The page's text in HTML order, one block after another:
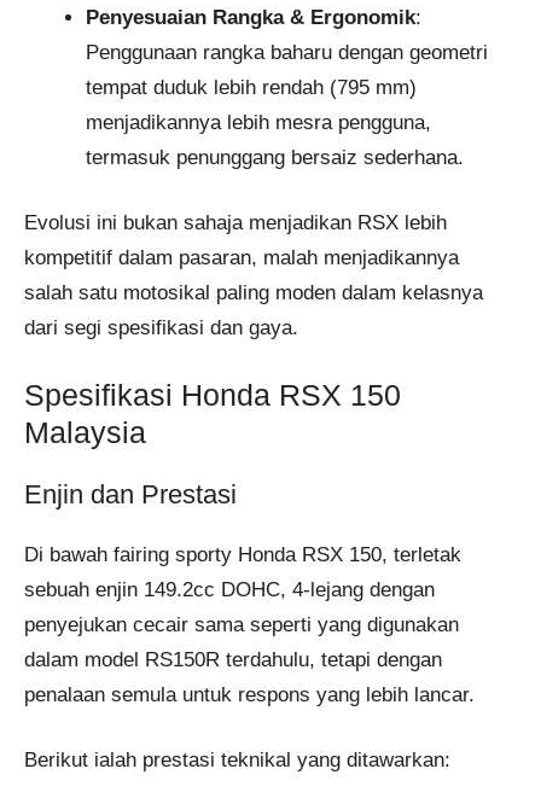
Penyesuaian Rangka & Ergonomik:
Penggunaan rangka baharu dengan geometri
tempat duduk lebih rendah (795 mm)
menjadikannya lebih mesra pengguna,
termasuk penunggang bersaiz sederhana.
Evolusi ini bukan sahaja menjadikan RSX lebih
kompetitif dalam pasaran, malah menjadikannya
salah satu motosikal paling moden dalam kelasnya
dari segi spesifikasi dan gaya.
Spesifikasi Honda RSX 150
Malaysia
Enjin dan Prestasi
Di bawah fairing sporty Honda RSX 150, terletak
sebuah enjin 149.2cc DOHC, 4-lejang dengan
penyejukan cecair sama seperti yang digunakan
dalam model RS150R terdahulu, tetapi dengan
penalaan semula untuk respons yang lebih lancar.
Berikut ialah prestasi teknikal yang ditawarkan: